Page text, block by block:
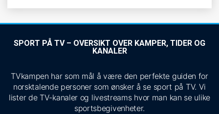
SPORT PÅ TV – OVERSIKT OVER KAMPER, TIDER OG
KANALER
TVkampen har som mål å være den perfekte guiden for
norsktalende personer som ønsker å se sport på TV. Vi
lister de TV-kanaler og livestreams hvor man kan se ulike
sportsbegivenheter.